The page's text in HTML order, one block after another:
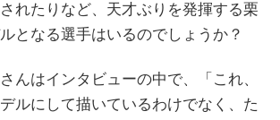
れたりなど、天才ぶりを発揮する栗
となる選手はいるのでしょうか？
んはインタビューの中で、「これ、
ルにして描いているわけでなく、た